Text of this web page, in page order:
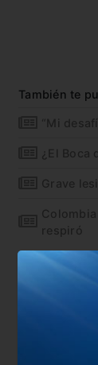
También te
“Mi
¿El Boca
Grave
respiró
En esta nota: